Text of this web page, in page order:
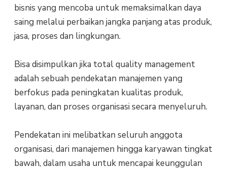
bisnis yang mencoba untuk memaksimalkan daya
saing melalui perbaikan jangka panjang atas produk,
jasa, proses dan lingkungan.
Bisa disimpulkan jika total quality management
adalah sebuah pendekatan manajemen yang
berfokus pada peningkatan kualitas produk,
layanan, dan proses organisasi secara menyeluruh.
Pendekatan ini melibatkan seluruh anggota
organisasi, dari manajemen hingga karyawan tingkat
bawah, dalam usaha untuk mencapai keunggulan